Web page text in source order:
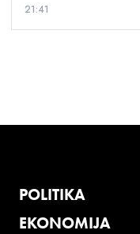
21:41
POLITIKA
EKONOMIJA